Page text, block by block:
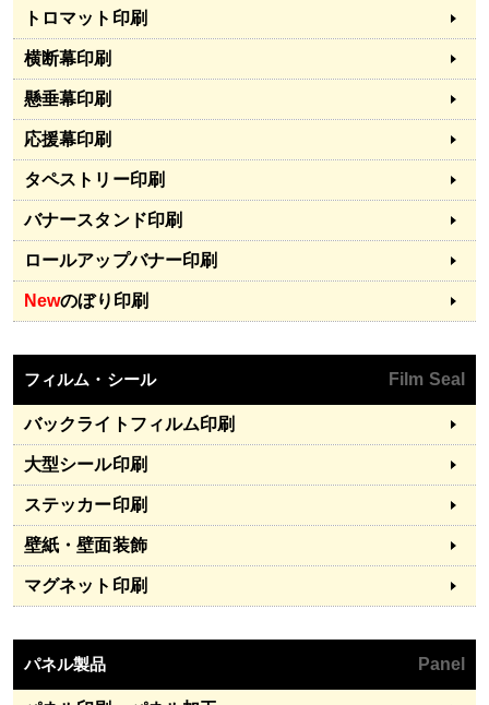
トロマット印刷
横断幕印刷
懸垂幕印刷
応援幕印刷
タペストリー印刷
バナースタンド印刷
ロールアップバナー印刷
Newのぼり印刷
フィルム・シール Film Seal
バックライトフィルム印刷
大型シール印刷
ステッカー印刷
壁紙・壁面装飾
マグネット印刷
パネル製品 Panel